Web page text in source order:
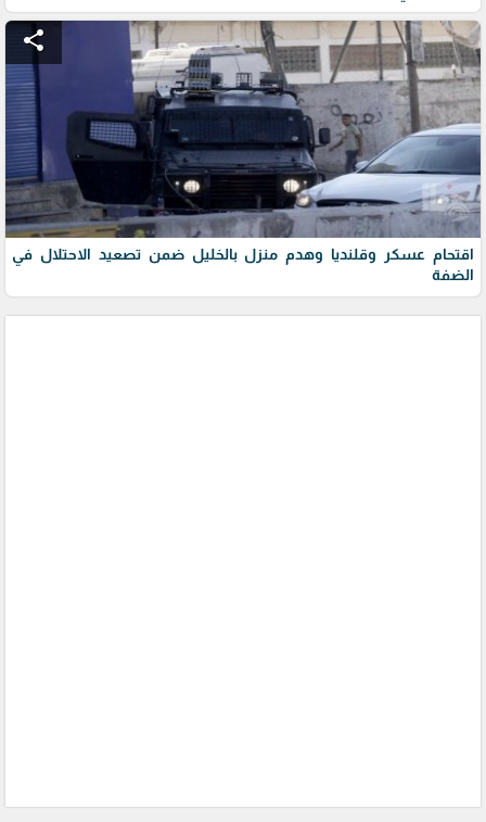
share
اقتحام عسكر وقلنديا وهدم منزل بالخليل ضمن تصعيد الاحتلال في
الضفة